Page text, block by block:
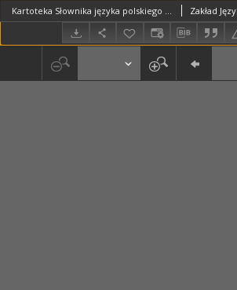
Kartoteka Słownika języka polskiego XVII i 1. połowy XVIII wieku; Gdy3 - Gdykolwiek